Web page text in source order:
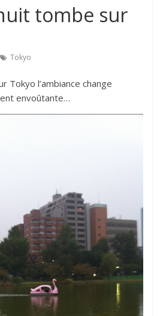
tombe sur
Tokyo
Tokyo l’ambiance change
envoûtante…